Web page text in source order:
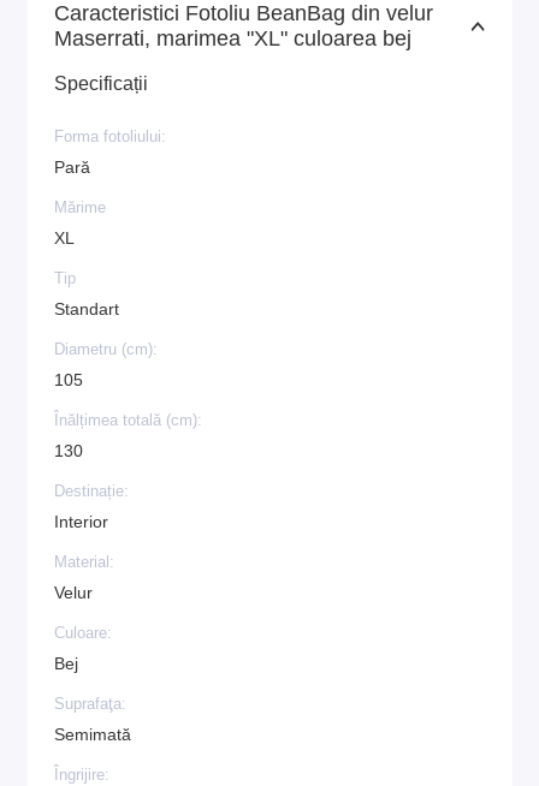
Caracteristici Fotoliu BeanBag din velur
Maserrati, marimea "XL" culoarea bej
Specificații
Forma fotoliului:
Pară
Mărime
XL
Tip
Standart
Diametru (cm):
105
Înălțimea totală (cm):
130
Destinație:
Interior
Material:
Velur
Culoare:
Bej
Suprafaţa:
Semimată
Îngrijire: